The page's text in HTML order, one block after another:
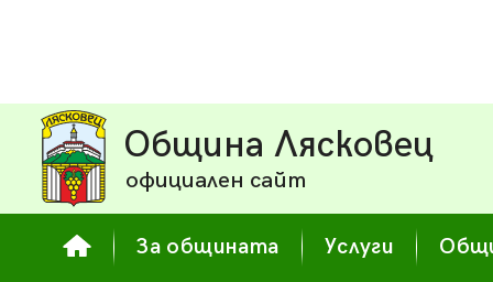
Община Лясковец
официален сайт
За общината Услуги